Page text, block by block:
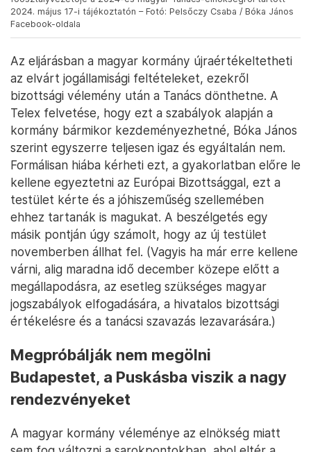
2024. május 17-i tájékoztatón – Fotó: Pelsőczy Csaba / Bóka János
Facebook-oldala
Az eljárásban a magyar kormány újraértékeltetheti
az elvárt jogállamisági feltételeket, ezekről
bizottsági vélemény után a Tanács dönthetne. A
Telex felvetése, hogy ezt a szabályok alapján a
kormány bármikor kezdeményezhetné, Bóka János
szerint egyszerre teljesen igaz és egyáltalán nem.
Formálisan hiába kérheti ezt, a gyakorlatban előre le
kellene egyeztetni az Európai Bizottsággal, ezt a
testület kérte és a jóhiszeműség szellemében
ehhez tartanák is magukat. A beszélgetés egy
másik pontján úgy számolt, hogy az új testület
novemberben állhat fel. (Vagyis ha már erre kellene
várni, alig maradna idő december közepe előtt a
megállapodásra, az esetleg szükséges magyar
jogszabályok elfogadására, a hivatalos bizottsági
értékelésre és a tanácsi szavazás lezavarására.)
Megpróbálják nem megölni
Budapestet, a Puskásba viszik a nagy
rendezvényeket
A magyar kormány véleménye az elnökség miatt